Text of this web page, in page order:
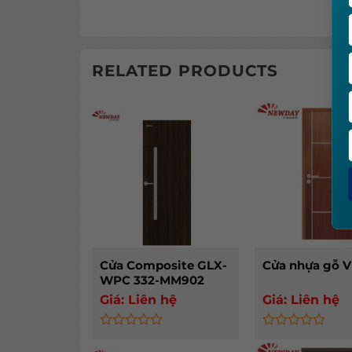
RELATED PRODUCTS
Cửa Composite GLX-
WPC 332-MM902
Giá: Liên hệ
Cửa nhựa gỗ
Giá: Liên hệ